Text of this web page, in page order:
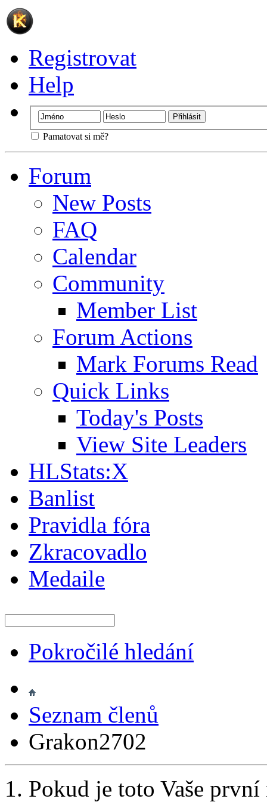
Registrovat
Help
Pamatovat si mě?
Forum
New Posts
FAQ
Calendar
Community
Member List
Forum Actions
Mark Forums Read
Quick Links
Today's Posts
View Site Leaders
HLStats:X
Banlist
Pravidla fóra
Zkracovadlo
Medaile
Pokročilé hledání
Seznam členů
Grakon2702
Pokud je toto Vaše